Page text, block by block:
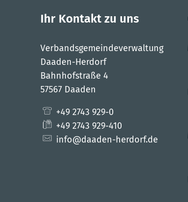
Ihr Kontakt zu uns
Verbandsgemeindeverwaltung
Daaden-Herdorf
Bahnhofstraße 4
57567 Daaden
+49 2743 929-0
+49 2743 929-410
info@daaden-herdorf.de